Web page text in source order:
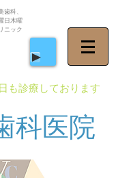
歯科、
日木曜
ニック
も診療しております
科医院